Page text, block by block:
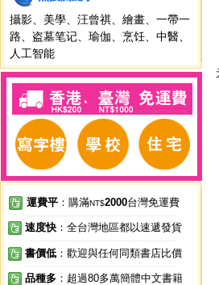
攝影
美學 汪曾祺 繪畫
一帶一
路
盗墓笔记 瑜伽 烹饪 中醫
人工智能
運費平 ：購滿NT$2000台灣免運費
速度快 ：全台灣地區都以速遞發貨
書價低 ：歡迎與任何同類書店比價
品種多 ：超過80多萬簡體中文書籍